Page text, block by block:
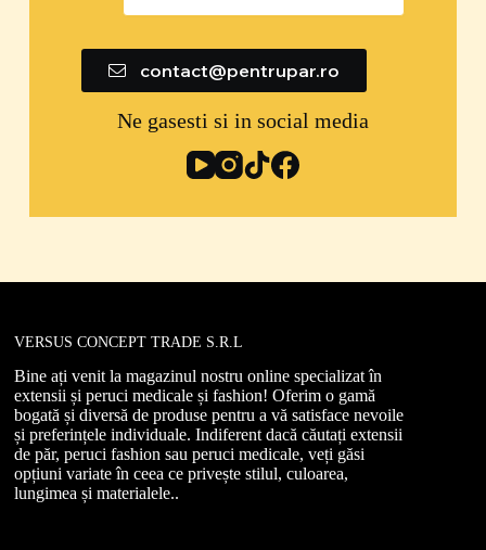
contact@pentrupar.ro
Ne gasesti si in social media
VERSUS CONCEPT TRADE S.R.L
Bine ați venit la magazinul nostru online specializat în
extensii și peruci medicale și fashion! Oferim o gamă
bogată și diversă de produse pentru a vă satisface nevoile
și preferințele individuale. Indiferent dacă căutați extensii
de păr, peruci fashion sau peruci medicale, veți găsi
opțiuni variate în ceea ce privește stilul, culoarea,
lungimea și materialele..